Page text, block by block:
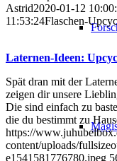
Astrid2020-01-12
11:53:24Flaschen-
Laternen-Ideen:
Spät dran mit der
zeigen dir unsere
Die sind einfach zu
die du bestimmt zu
https://
content/uploads/
e1541581776780.jpeg